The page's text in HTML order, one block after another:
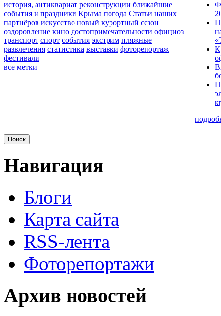
история, антиквариат реконструкции ближайшие
события и праздники Крыма погода Статьи наших
партнёров искусство новый курортный сезон
оздоровление кино достопримечательности официоз
транспорт спорт события экстрим пляжные
развлечения статистика выставки фоторепортаж
фестивали
все метки
Навигация
Блоги
Карта сайта
RSS-лента
Фоторепортажи
Архив новостей